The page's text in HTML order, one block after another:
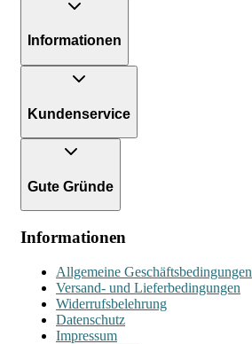
Informationen
Kundenservice
Gute Gründe
Informationen
Allgemeine Geschäftsbedingungen
Versand- und Lieferbedingungen
Widerrufsbelehrung
Datenschutz
Impressum